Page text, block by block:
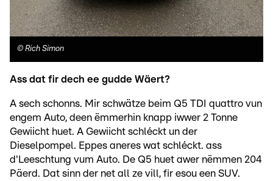
© Rich Simon
Ass dat fir dech ee gudde Wäert?
A sech schonns. Mir schwätze beim Q5 TDI quattro vun
engem Auto, deen ëmmerhin knapp iwwer 2 Tonne
Gewiicht huet. A Gewiicht schléckt un der
Dieselpompel. Eppes aneres wat schléckt. ass
d'Leeschtung vum Auto. De Q5 huet awer nëmmen 204
Päerd. Dat sinn der net all ze vill, fir esou een SUV.